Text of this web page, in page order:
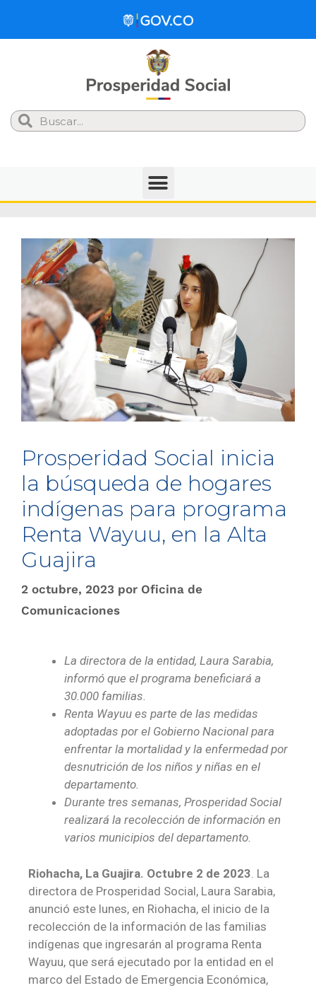
Search
Prosperidad Social inicia
la búsqueda de hogares
indígenas para programa
Renta Wayuu, en la Alta
Guajira
2 octubre, 2023 por Oficina de
Comunicaciones
La directora de la entidad, Laura Sarabia,
informó que el programa beneficiará a
30.000 familias.
Renta Wayuu es parte de las medidas
adoptadas por el Gobierno Nacional para
enfrentar la mortalidad y la enfermedad por
desnutrición de los niños y niñas en el
departamento.
Durante tres semanas, Prosperidad Social
realizará la recolección de información en
varios municipios del departamento.
Riohacha, La Guajira. Octubre 2 de 2023 . La
directora de Prosperidad Social, Laura Sarabia,
anunció este lunes, en Riohacha, el inicio de la
recolección de la información de las familias
indígenas que ingresarán al programa Renta
Wayuu, que será ejecutado por la entidad en el
marco del Estado de Emergencia Económica,